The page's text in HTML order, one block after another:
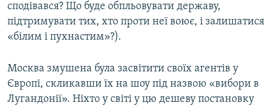
сподівався? Що буде обпльовувати державу,
підтримувати тих, хто проти неї воює, і залишатися
«білим і пухнастим»?).
Москва змушена була засвітити своїх агентів у
Європі, скликавши їх на шоу під назвою «вибори в
Лугандонії». Ніхто у світі у цю дешеву постановку